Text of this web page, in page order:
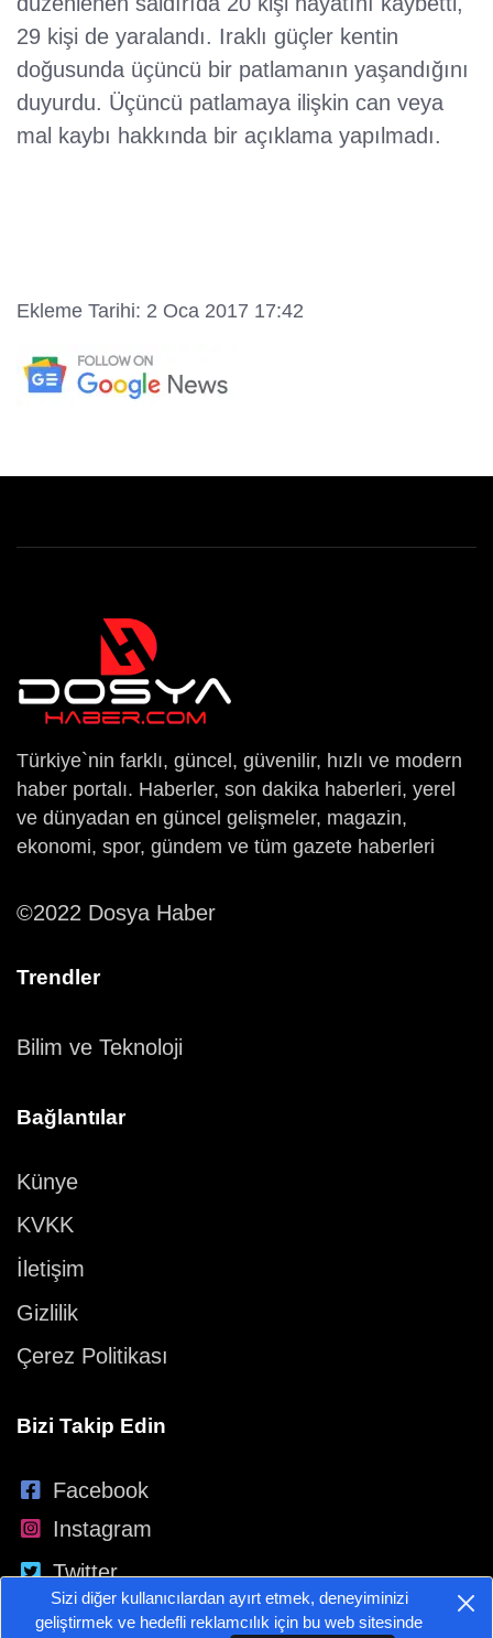
29 kişi de yaralandı. Iraklı güçler kentin
doğusunda üçüncü bir patlamanın yaşandığını
duyurdu. Üçüncü patlamaya ilişkin can veya
mal kaybı hakkında bir açıklama yapılmadı.
Ekleme Tarihi: 2 Oca 2017 17:42
Türkiye`nin farklı, güncel, güvenilir, hızlı ve modern
haber portalı. Haberler, son dakika haberleri, yerel
ve dünyadan en güncel gelişmeler, magazin,
ekonomi, spor, gündem ve tüm gazete haberleri
©2022 Dosya Haber
Trendler
Bilim ve Teknoloji
Bağlantılar
Künye
KVKK
İletişim
Gizlilik
Çerez Politikası
Bizi Takip Edin
Facebook
Instagram
Twitter
YouTube
Sizi diğer kullanıcılardan ayırt etmek, deneyiminizi
geliştirmek ve hedefli reklamcılık için bu web sitesinde